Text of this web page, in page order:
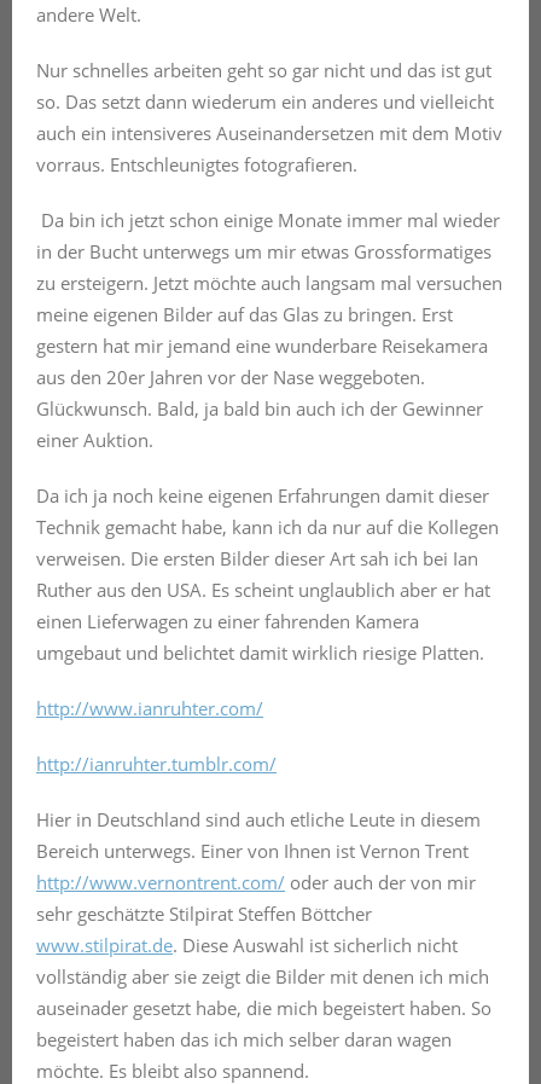
andere Welt.
Nur schnelles arbeiten geht so gar nicht und das ist gut
so. Das setzt dann wiederum ein anderes und vielleicht
auch ein intensiveres Auseinandersetzen mit dem Motiv
vorraus. Entschleunigtes fotografieren.
Da bin ich jetzt schon einige Monate immer mal wieder
in der Bucht unterwegs um mir etwas Grossformatiges
zu ersteigern. Jetzt möchte auch langsam mal versuchen
meine eigenen Bilder auf das Glas zu bringen. Erst
gestern hat mir jemand eine wunderbare Reisekamera
aus den 20er Jahren vor der Nase weggeboten.
Glückwunsch. Bald, ja bald bin auch ich der Gewinner
einer Auktion.
Da ich ja noch keine eigenen Erfahrungen damit dieser
Technik gemacht habe, kann ich da nur auf die Kollegen
verweisen. Die ersten Bilder dieser Art sah ich bei Ian
Ruther aus den USA. Es scheint unglaublich aber er hat
einen Lieferwagen zu einer fahrenden Kamera
umgebaut und belichtet damit wirklich riesige Platten.
http://www.ianruhter.com/
http://ianruhter.tumblr.com/
Hier in Deutschland sind auch etliche Leute in diesem
Bereich unterwegs. Einer von Ihnen ist Vernon Trent
http://www.vernontrent.com/ oder auch der von mir
sehr geschätzte Stilpirat Steffen Böttcher
www.stilpirat.de. Diese Auswahl ist sicherlich nicht
vollständig aber sie zeigt die Bilder mit denen ich mich
auseinader gesetzt habe, die mich begeistert haben. So
begeistert haben das ich mich selber daran wagen
möchte. Es bleibt also spannend.